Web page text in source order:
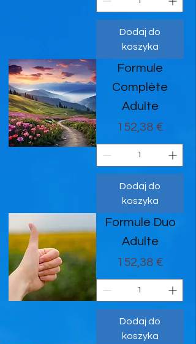
Dodaj do
koszyka
Formule
Complète
Adulte
Cena
152,38 €
Dodaj do
koszyka
Formule Duo
Adulte
Cena
152,38 €
Dodaj do
koszyka